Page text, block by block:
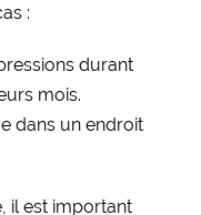
:
durant
mois.
dans un endroit
il est important